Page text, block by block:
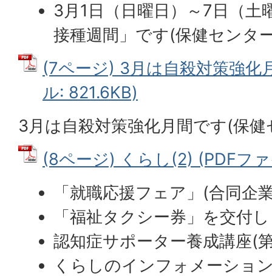
3月1日（日曜日）～7日（土
接種週間」です(保健センタ
(7ページ) 3月は自殺対策強化
ル: 821.6KB)
3月は自殺対策強化月間です(保
(8ページ) くらし(2) (PDFフ
「就職応援フェア」(合同企
「福祉タクシー券」を交付
認知症サポーター養成講座(
くらしのインフォメーショ